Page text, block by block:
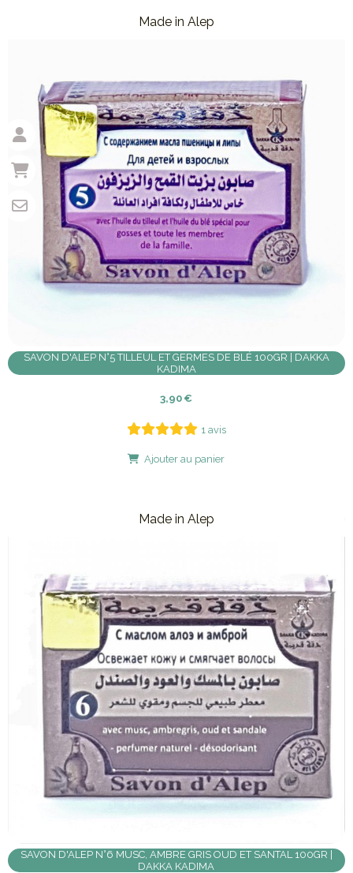
Made in Alep
SAVON D'ALEP N°5 TILLEUL ET GERMES DE BLÉ 100GR | DAKKA
KADIMA
3,90 €
1 avis
Ajouter au panier
Made in Alep
SAVON D'ALEP N°6 MUSC, AMBRE GRIS OUD ET SANTAL 100GR |
DAKKA KADIMA